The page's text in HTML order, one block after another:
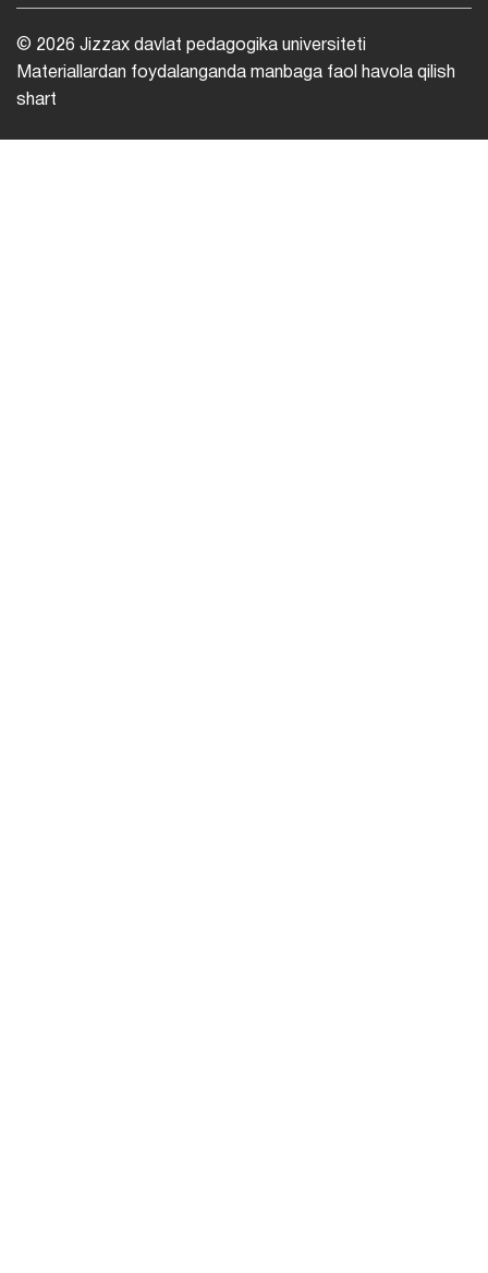
© 2026 Jizzax davlat pedagogika universiteti
Materiallardan foydalanganda manbaga faol havola qilish
shart